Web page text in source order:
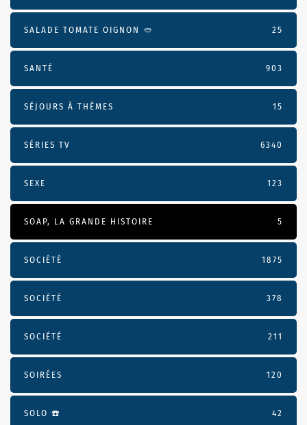
SALADE TOMATE OIGNON 🥙 25
SANTÉ 903
SÉJOURS À THÈMES 15
SÉRIES TV 6340
SEXE 123
SOAP, LA GRANDE HISTOIRE 5
SOCIÉTÉ 1875
SOCIÉTÉ 378
SOCIÉTÉ 211
SOIRÉES 120
SOLO ☎️ 42